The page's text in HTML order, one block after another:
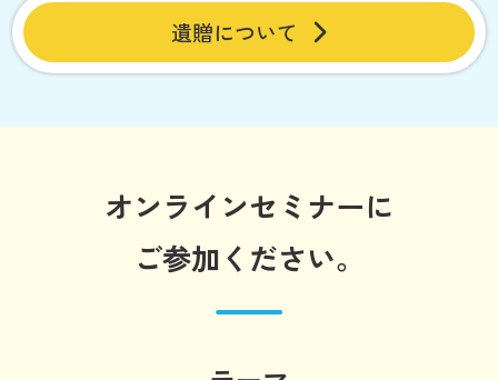
遺贈について
オンラインセミナーに
ご参加ください。